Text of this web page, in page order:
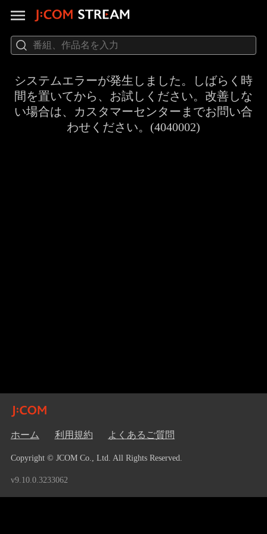
システムエラーが発生しました。しばらく時
間を置いてから、お試しください。改善しな
い場合は、カスタマーセンターまでお問い合
わせください。(4040002)
ホーム 利用規約 よくあるご質問
Copyright © JCOM Co., Ltd. All Rights Reserved.
v9.10.0.3233062